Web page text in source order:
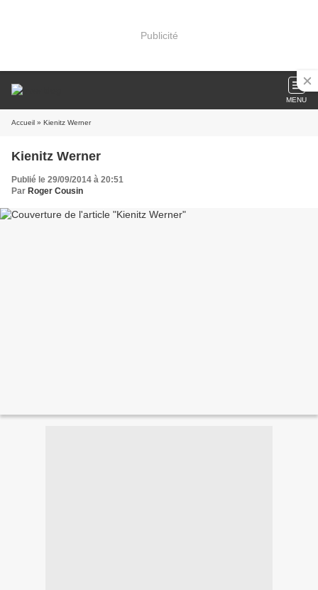
Publicité
MENU
Accueil » Kienitz Werner
Kienitz Werner
Publié le 29/09/2014 à 20:51
Par Roger Cousin